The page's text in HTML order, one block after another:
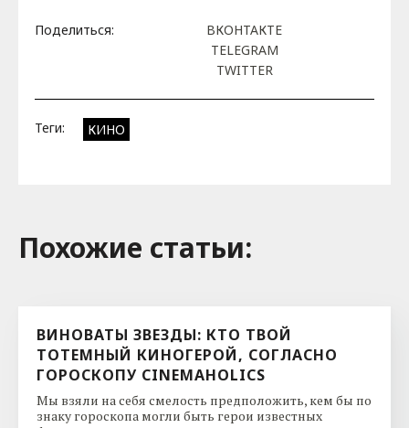
Поделиться:
ВКОНТАКТЕ
TELEGRAM
TWITTER
Теги: КИНО
Похожие cтатьи:
ВИНОВАТЫ ЗВЕЗДЫ: КТО ТВОЙ
ТОТЕМНЫЙ КИНОГЕРОЙ, СОГЛАСНО
ГОРОСКОПУ CINEMAHOLICS
Мы взяли на себя смелость предположить, кем бы по
знаку гороскопа могли быть герои известных